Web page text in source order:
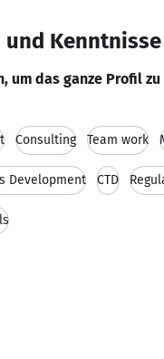
und Kenntnisse
um das ganze Profil zu
Consulting Team work
Development CTD